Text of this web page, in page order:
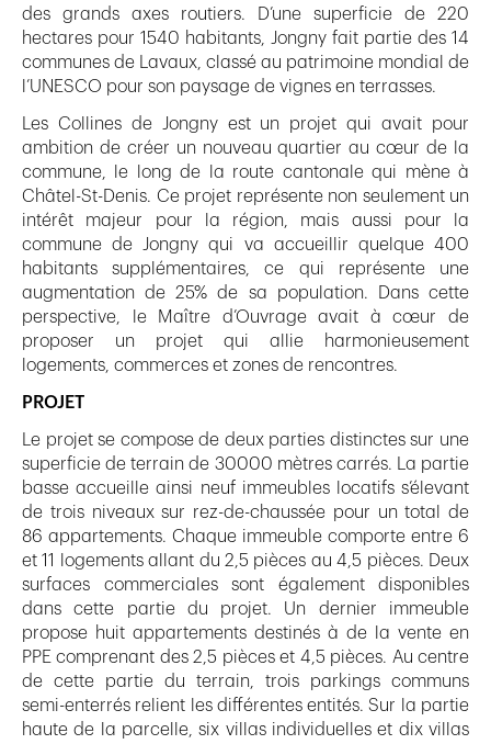
des grands axes routiers. D’une superficie de 220
hectares pour 1540 habitants, Jongny fait partie des 14
communes de Lavaux, classé au patrimoine mondial de
l’UNESCO pour son paysage de vignes en terrasses.
Les Collines de Jongny est un projet qui avait pour
ambition de créer un nouveau quartier au cœur de la
commune, le long de la route cantonale qui mène à
Châtel-St-Denis. Ce projet représente non seulement un
intérêt majeur pour la région, mais aussi pour la
commune de Jongny qui va accueillir quelque 400
habitants supplémentaires, ce qui représente une
augmentation de 25% de sa population. Dans cette
perspective, le Maître d’Ouvrage avait à cœur de
proposer un projet qui allie harmonieusement
logements, commerces et zones de rencontres.
PROJET
Le projet se compose de deux parties distinctes sur une
superficie de terrain de 30000 mètres carrés. La partie
basse accueille ainsi neuf immeubles locatifs s’élevant
de trois niveaux sur rez-de-chaussée pour un total de
86 appartements. Chaque immeuble comporte entre 6
et 11 logements allant du 2,5 pièces au 4,5 pièces. Deux
surfaces commerciales sont également disponibles
dans cette partie du projet. Un dernier immeuble
propose huit appartements destinés à de la vente en
PPE comprenant des 2,5 pièces et 4,5 pièces. Au centre
de cette partie du terrain, trois parkings communs
semi-enterrés relient les différentes entités. Sur la partie
haute de la parcelle, six villas individuelles et dix villas